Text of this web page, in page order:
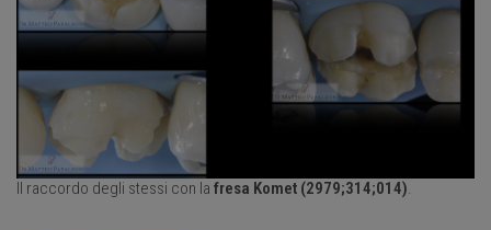
Il raccordo degli stessi con la fresa Komet (2979;314;014).